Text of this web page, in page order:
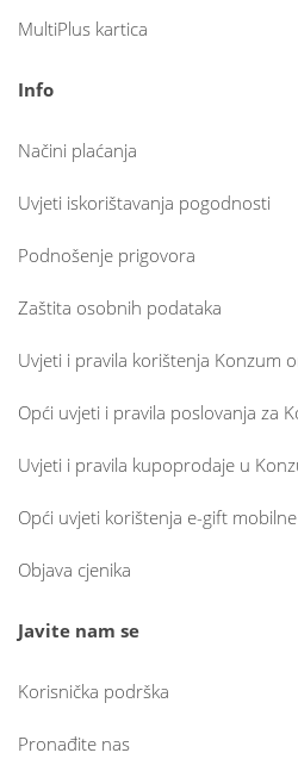
MultiPlus kartica
Info
Načini plaćanja
Uvjeti iskorištavanja pogodnosti
Podnošenje prigovora
Zaštita osobnih podataka
Uvjeti i pravila korištenja Konzum
Opći uvjeti i pravila poslovanja za
Uvjeti i pravila kupoprodaje u
Opći uvjeti korištenja e-gift
Objava cjenika
Javite nam se
Korisnička podrška
Pronađite nas